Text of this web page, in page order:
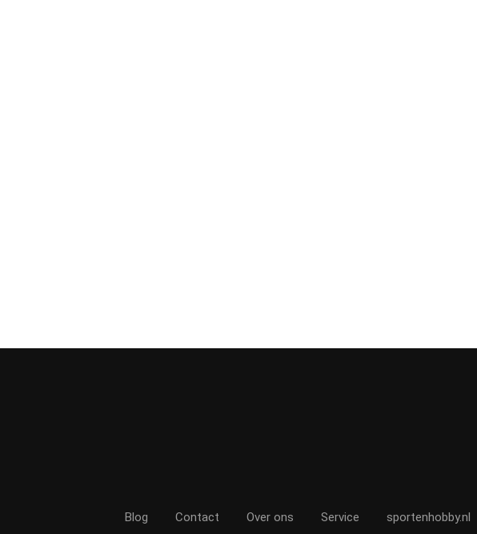
Blog Contact Over ons Service sportenhobby.nl